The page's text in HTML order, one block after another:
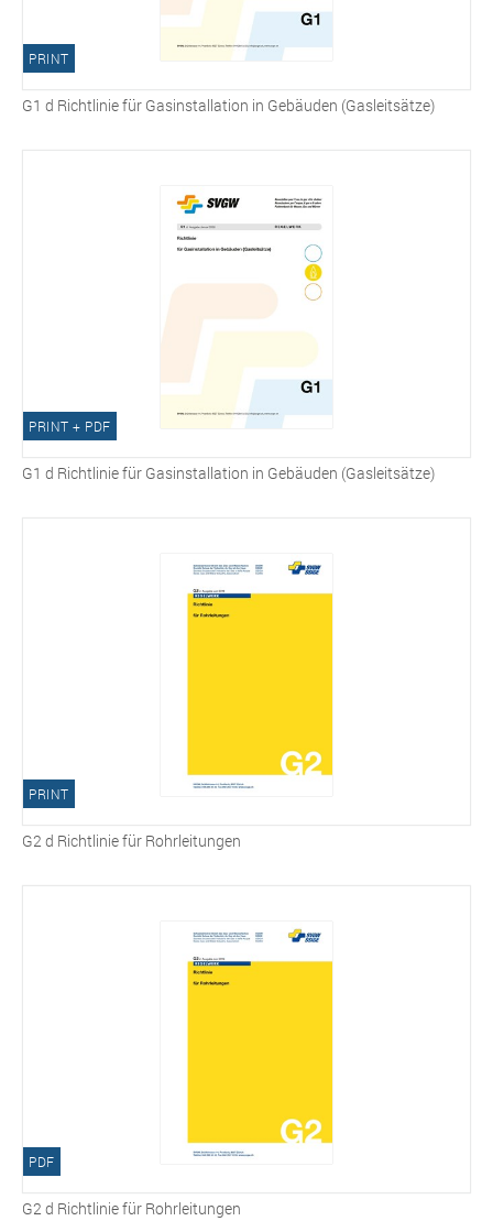
PRINT
G1 d Richtlinie für Gasinstallation in Gebäuden (Gasleitsätze)
PRINT + PDF
G1 d Richtlinie für Gasinstallation in Gebäuden (Gasleitsätze)
PRINT
G2 d Richtlinie für Rohrleitungen
PDF
G2 d Richtlinie für Rohrleitungen